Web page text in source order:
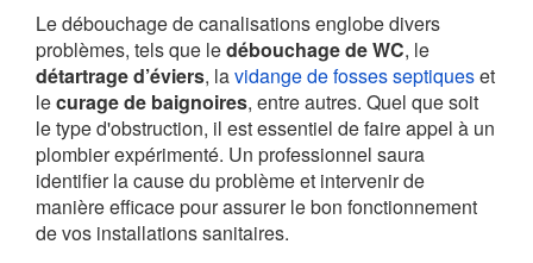
Le débouchage de canalisations englobe divers
problèmes, tels que ledébouchage de WC, le
détartrage d’éviers, lavidange de fosses septiqueset
lecurage de baignoires, entre autres. Quel que soit
le type d'obstruction, il est essentiel de faire appel à un
plombier expérimenté. Un professionnel saura
identifier la cause du problème et intervenir de
manière efficace pour assurer le bon fonctionnement
de vos installations sanitaires.